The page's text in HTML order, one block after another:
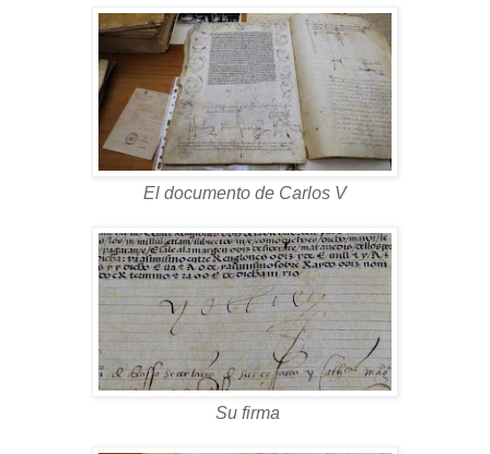
El documento de Carlos V
Su firma